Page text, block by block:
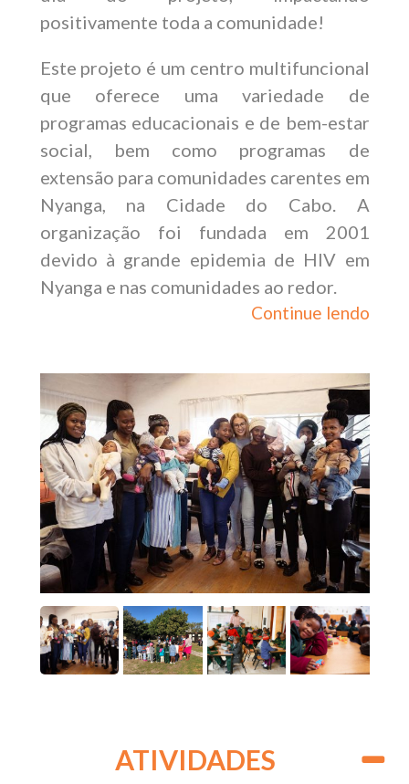
positivamente toda a comunidade!
Este projeto é um centro multifuncional
que oferece uma variedade de
programas educacionais e de bem-estar
social, bem como programas de
extensão para comunidades carentes em
Nyanga, na Cidade do Cabo. A
organização foi fundada em 2001
devido à grande epidemia de HIV em
Nyanga e nas comunidades ao redor.
Continue lendo
ATIVIDADES